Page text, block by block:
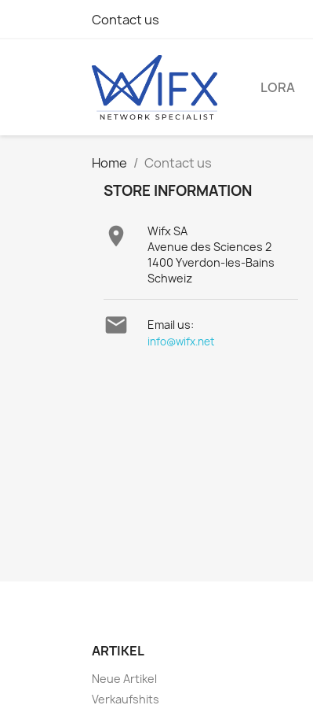
Contact us
LORA
Home Contact us
STORE INFORMATION

Wifx SA
Avenue des Sciences 2
1400 Yverdon-les-Bains
Schweiz
 Email us:
info@wifx.net
ARTIKEL
Neue Artikel
Verkaufshits